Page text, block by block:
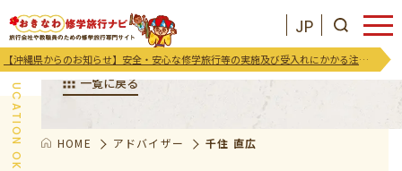
JP
【沖縄県からのお知らせ】安全・安心な修学旅行等の実施及び受入れにかかる注意喚起及び御協力のお願い
JP
アドバイザーのご紹介
一覧に戻る
HOME アドバイザー 千住 直広